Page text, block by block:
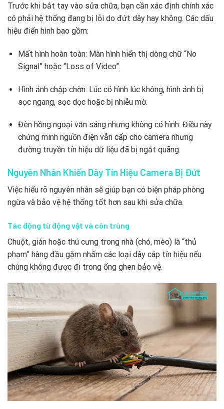
Trước khi bắt tay vào sửa chữa, bạn cần xác định chính xác
có phải hệ thống đang bị lỗi do đứt dây hay không. Các dấu
hiệu điển hình bao gồm:
Mất hình hoàn toàn: Màn hình hiển thị dòng chữ “No
Signal” hoặc “Loss of Video”.
Hình ảnh chập chờn: Lúc có hình lúc không, hình ảnh bị
sọc ngang, sọc dọc hoặc bị nhiễu mờ.
Đèn hồng ngoại vẫn sáng nhưng không có hình: Điều này
chứng minh nguồn điện vẫn cấp cho camera nhưng
đường truyền tín hiệu dữ liệu đã bị ngắt quãng.
Nguyên Nhân Khiến Dây Tín Hiệu Camera Bị Đứt
Việc hiểu rõ nguyên nhân sẽ giúp bạn có biện pháp phòng
ngừa và bảo vệ hệ thống tốt hơn sau khi sửa chữa.
Tác động từ động vật và côn trùng
Chuột, gián hoặc thú cưng trong nhà (chó, mèo) là “thủ
phạm” hàng đầu gặm nhấm các loại dây cáp tín hiệu nếu
chúng không được đi trong ống ghen bảo vệ.